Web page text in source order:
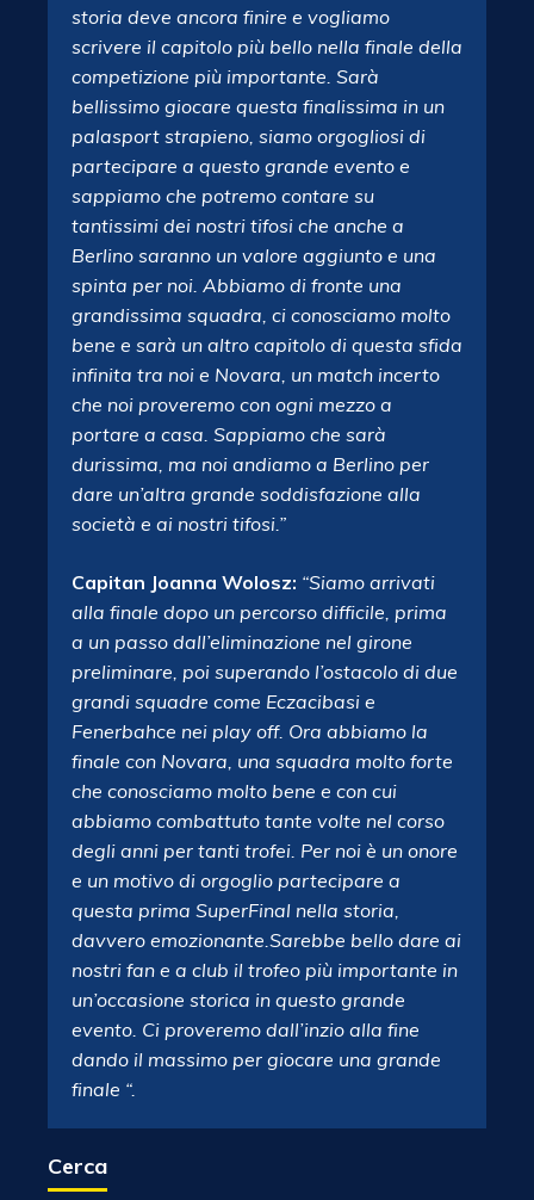
storia deve ancora finire e vogliamo
scrivere il capitolo più bello nella finale della
competizione più importante. Sarà
bellissimo giocare questa finalissima in un
palasport strapieno, siamo orgogliosi di
partecipare a questo grande evento e
sappiamo che potremo contare su
tantissimi dei nostri tifosi che anche a
Berlino saranno un valore aggiunto e una
spinta per noi. Abbiamo di fronte una
grandissima squadra, ci conosciamo molto
bene e sarà un altro capitolo di questa sfida
infinita tra noi e Novara, un match incerto
che noi proveremo con ogni mezzo a
portare a casa. Sappiamo che sarà
durissima, ma noi andiamo a Berlino per
dare un’altra grande soddisfazione alla
società e ai nostri tifosi.”
Capitan Joanna Wolosz: “Siamo arrivati
alla finale dopo un percorso difficile, prima
a un passo dall’eliminazione nel girone
preliminare, poi superando l’ostacolo di due
grandi squadre come Eczacibasi e
Fenerbahce nei play off. Ora abbiamo la
finale con Novara, una squadra molto forte
che conosciamo molto bene e con cui
abbiamo combattuto tante volte nel corso
degli anni per tanti trofei. Per noi è un onore
e un motivo di orgoglio partecipare a
questa prima SuperFinal nella storia,
davvero emozionante.Sarebbe bello dare ai
nostri fan e a club il trofeo più importante in
un’occasione storica in questo grande
evento. Ci proveremo dall’inzio alla fine
dando il massimo per giocare una grande
finale “.
Cerca